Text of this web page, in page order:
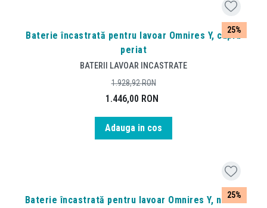
25%
Baterie încastrată pentru lavoar Omnires Y, cupru
periat
BATERII LAVOAR INCASTRATE
1.446,00 RON
1.928,92RON
Adauga in cos
25%
Baterie încastrată pentru lavoar Omnires Y, nichel